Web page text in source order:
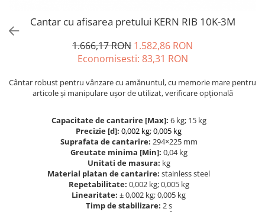
OIML F2
Greutati individuale
Bacuri cu surub
Masurarea fortei - Digital
Masurarea mecanica a fortei
Masurare cuplu
Masurare cuplu pentru scule
Masurarea grosimii stratului
Masurarea grosimii stratului -
Masurarea grosimii materialului
Elemente de protectie
Masa de cantarire
Placi etalon
Platforme de cantarire
Rampe si Rame din otel
Set calibrare temperatura
Tije pentru inaltime
Cantar cu afisarea pretului KERN RIB 10K-3M
1.666,17 RON 1.582,86 RON
Economisesti: 83,31 RON
Cântar robust pentru vânzare cu amănuntul, cu memorie mare pentru
articole și manipulare ușor de utilizat, verificare opțională
Capacitate de cantarire [Max]: 6 kg; 15 kg
Precizie [d]: 0,002 kg; 0,005 kg
Suprafata de cantarire: 294×225 mm
Greutate minima [Min]: 0,04 kg
Unitati de masura: kg
Material platan de cantarire: stainless steel
Repetabilitate: 0,002 kg; 0,005 kg
Linearitate: ± 0,002 kg; 0,005 kg
Timp de stabilizare: 2 s